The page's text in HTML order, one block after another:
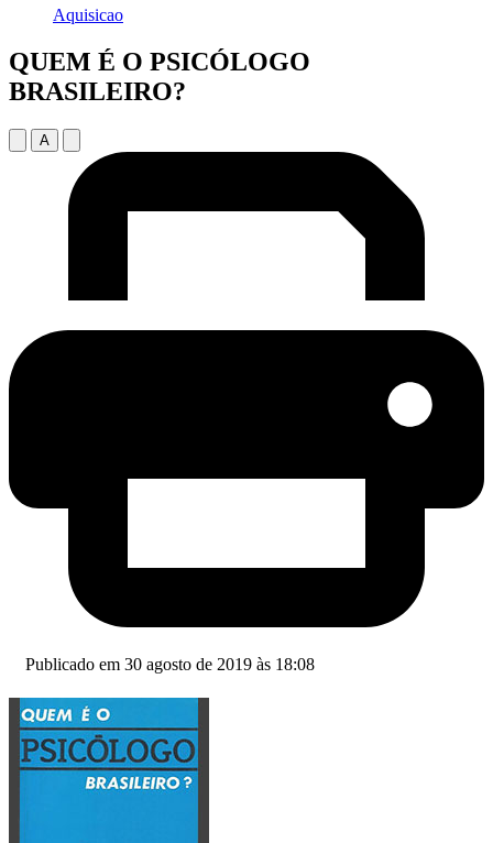
Aquisicao
QUEM É O PSICÓLOGO
BRASILEIRO?
A
Publicado em 30 agosto de 2019 às 18:08